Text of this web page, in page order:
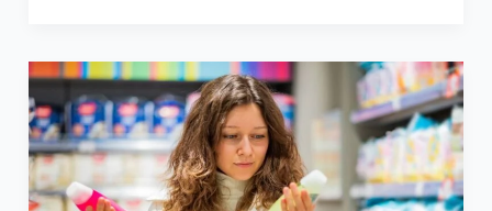
Quel
shampoing
naturel
choisir
selon